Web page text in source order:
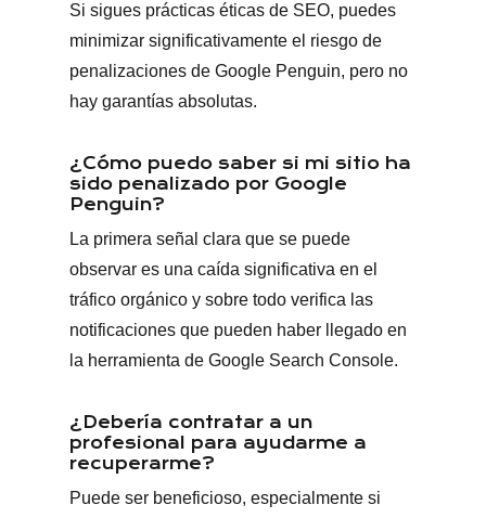
Si sigues prácticas éticas de SEO, puedes
minimizar significativamente el riesgo de
penalizaciones de Google Penguin, pero no
hay garantías absolutas.
¿Cómo puedo saber si mi sitio ha
sido penalizado por Google
Penguin?
La primera señal clara que se puede
observar es una caída significativa en el
tráfico orgánico y sobre todo verifica las
notificaciones que pueden haber llegado en
la herramienta de Google Search Console.
¿Debería contratar a un
profesional para ayudarme a
recuperarme?
Puede ser beneficioso, especialmente si